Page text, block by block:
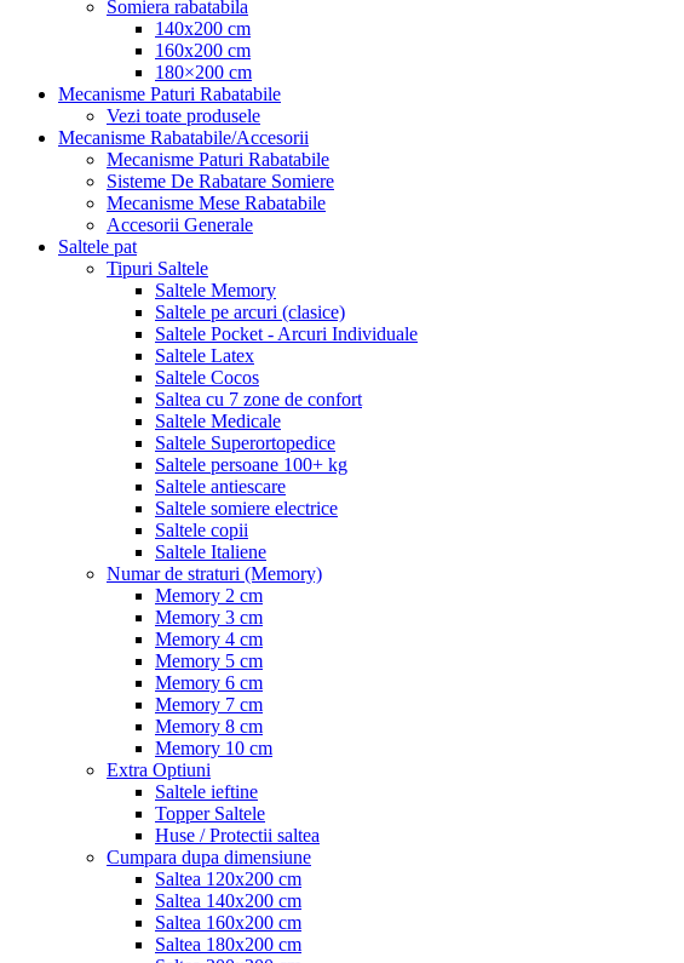
Somiera rabatabila
140x200 cm
160x200 cm
180×200 cm
Mecanisme Paturi Rabatabile
Vezi toate produsele
Mecanisme Rabatabile/Accesorii
Mecanisme Paturi Rabatabile
Sisteme De Rabatare Somiere
Mecanisme Mese Rabatabile
Accesorii Generale
Saltele pat
Tipuri Saltele
Saltele Memory
Saltele pe arcuri (clasice)
Saltele Pocket - Arcuri Individuale
Saltele Latex
Saltele Cocos
Saltea cu 7 zone de confort
Saltele Medicale
Saltele Superortopedice
Saltele persoane 100+ kg
Saltele antiescare
Saltele somiere electrice
Saltele copii
Saltele Italiene
Numar de straturi (Memory)
Memory 2 cm
Memory 3 cm
Memory 4 cm
Memory 5 cm
Memory 6 cm
Memory 7 cm
Memory 8 cm
Memory 10 cm
Extra Optiuni
Saltele ieftine
Topper Saltele
Huse / Protectii saltea
Cumpara dupa dimensiune
Saltea 120x200 cm
Saltea 140x200 cm
Saltea 160x200 cm
Saltea 180x200 cm